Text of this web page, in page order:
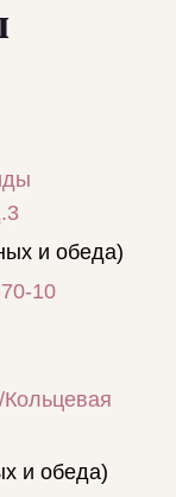
и обеда)
10
Кольцевая
и обеда)